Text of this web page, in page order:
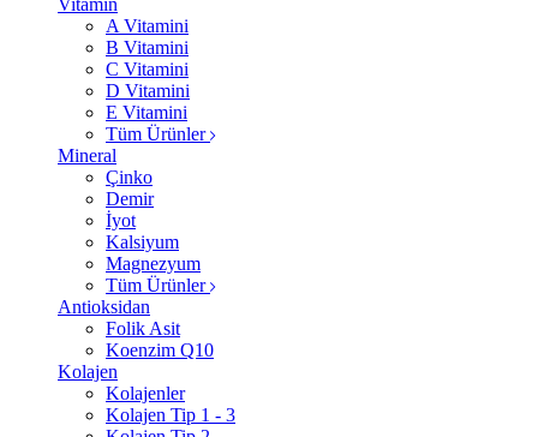
Vitamin
A Vitamini
B Vitamini
C Vitamini
D Vitamini
E Vitamini
Tüm Ürünler
Mineral
Çinko
Demir
İyot
Kalsiyum
Magnezyum
Tüm Ürünler
Antioksidan
Folik Asit
Koenzim Q10
Kolajen
Kolajenler
Kolajen Tip 1 - 3